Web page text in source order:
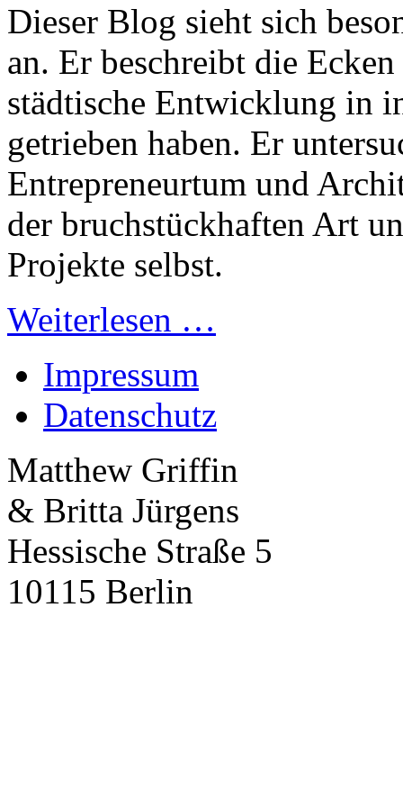
Dieser Blog sieht sich
an. Er beschreibt die
städtische Entwicklung in
getrieben haben. Er
Entrepreneurtum und
der bruchstückhaften Art
Projekte selbst.
Weiterlesen …
Impressum
Datenschutz
Matthew Griffin
& Britta Jürgens
Hessische Straße 5
10115 Berlin